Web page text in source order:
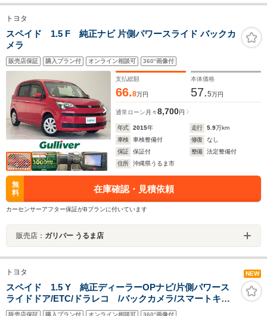
トヨタ
スペイド 1.5 F 純正ナビ 片側パワースライド バックカ
メラ
販売店保証 購入プラン付 オンライン相談可 360°画像付
支払総額
66.8万円
本体価格
57.5万円
通常ローン 月々8,700円
年式 2015年 走行 5.9万km
車検
車検整備付 修復
なし
保証
保証付 整備
法定整備付
住所
沖縄県うるま市
無
料
在庫確認・見積依頼
カーセンサーアフター保証がBプランに付いています
販売店： ガリバー うるま店
トヨタ NEW
スペイド 1.5 Y 純正ディーラーOPナビ/片側パワース
ライドドア/ETC/ドラレコ /バックカメラ/スマートキー/
プッシュスタート/アイドリングストップ/純正フロアマッ